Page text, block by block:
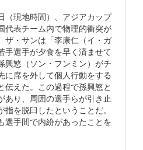
（現地時間）、アジアカップ
代表チーム内で物理的衝突が
ザ・サンは「李康仁（イ・ガ
手選手が夕食を早く済ませて
興慜（ソン・フンミン）がチ
に席を外して個人行動をする
伝えた。この過程で孫興慜と
あり、周囲の選手らが引き止
を脱臼したということだ。
選手間で内紛があったことを